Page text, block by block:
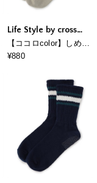
Life Style by cross
marche
【ココロcolor】しめつ
けにくいレディースラ
¥880